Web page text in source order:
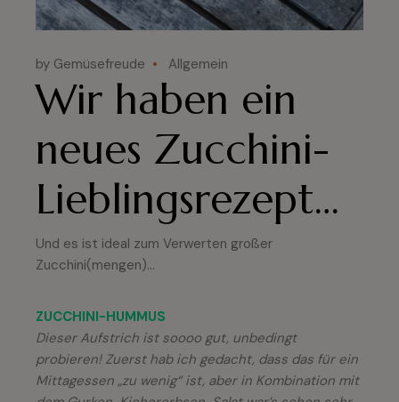
by Gemüsefreude Allgemein
Wir haben ein
neues Zucchini-
Lieblingsrezept…
Und es ist ideal zum Verwerten großer
Zucchini(mengen)…
ZUCCHINI-HUMMUS
Dieser Aufstrich ist soooo gut, unbedingt
probieren! Zuerst hab ich gedacht, dass das für ein
Mittagessen „zu wenig“ ist, aber in Kombination mit